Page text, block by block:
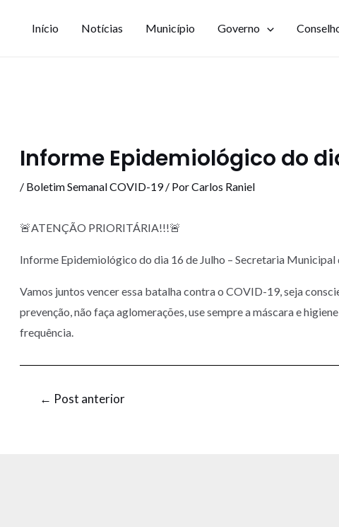
Início Notícias Município Governo
Informe Epidemiológico do
/ Boletim Semanal COVID-19/ PorCarlos Raniel
🚨ATENÇÃO PRIORITÁRIA!!!🚨
Informe Epidemiológico do dia 16 de Julho – Secretaria Municipal
Vamos juntos vencer essa batalha contra o COVID-19, seja
prevenção, não faça aglomerações, use sempre a máscara e
frequência.
← Post anterior
Aberta